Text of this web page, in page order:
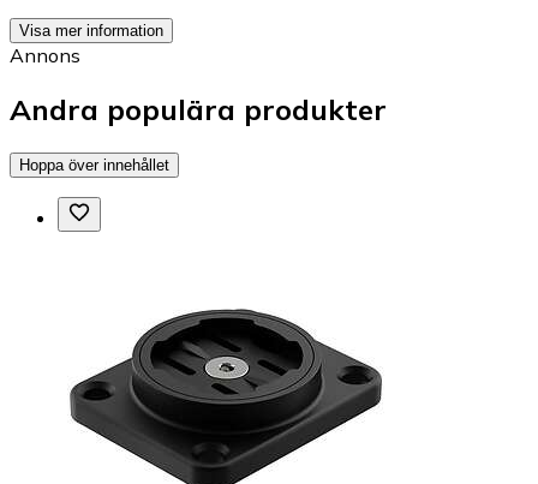
Visa mer information
Annons
Andra populära produkter
Hoppa över innehållet